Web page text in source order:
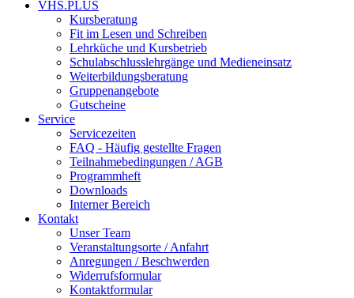
VHS.PLUS
Kursberatung
Fit im Lesen und Schreiben
Lehrküche und Kursbetrieb
Schulabschlusslehrgänge und Medieneinsatz
Weiterbildungsberatung
Gruppenangebote
Gutscheine
Service
Servicezeiten
FAQ - Häufig gestellte Fragen
Teilnahmebedingungen / AGB
Programmheft
Downloads
Interner Bereich
Kontakt
Unser Team
Veranstaltungsorte / Anfahrt
Anregungen / Beschwerden
Widerrufsformular
Kontaktformular